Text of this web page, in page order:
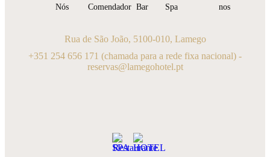
Nós
Comendador Bar
Spa
nos
Rua de São João, 5100-010, Lamego
+351 254 656 171 (chamada para a rede fixa nacional) -
reservas@lamegohotel.pt